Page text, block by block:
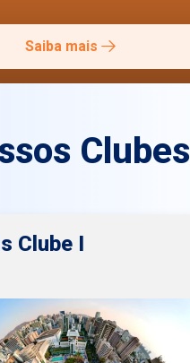
Saiba mais
Clubes
Clube I